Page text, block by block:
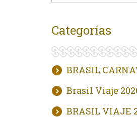
Categorías
BRASIL
Brasil Viaje
BRASIL VIAJE